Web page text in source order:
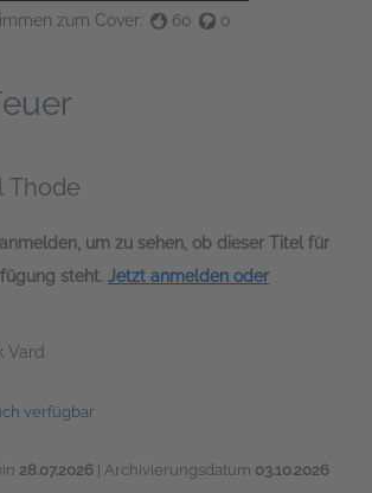
zum Cover: 60 0
Thode
um zu sehen, ob dieser Titel für
steht. Jetzt anmelden oder
Vard
verfügbar
28.07.2026 | Archivierungsdatum 03.10.2026